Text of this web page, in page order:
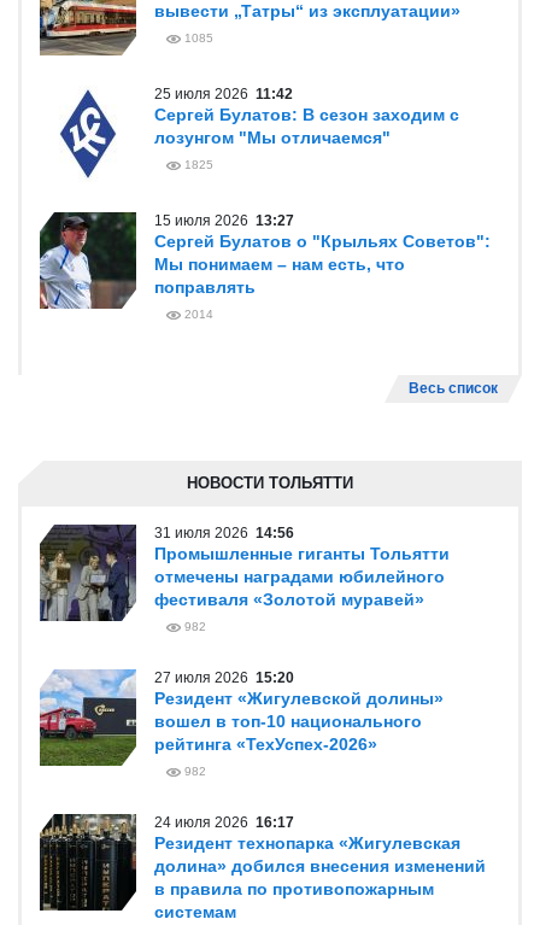
вывести „Татры“ из эксплуатации»
1085
25 июля 2026 11:42
Сергей Булатов: В сезон заходим с
лозунгом "Мы отличаемся"
1825
15 июля 2026 13:27
Сергей Булатов о "Крыльях Советов":
Мы понимаем – нам есть, что
поправлять
2014
Весь список
НОВОСТИ ТОЛЬЯТТИ
31 июля 2026 14:56
Промышленные гиганты Тольятти
отмечены наградами юбилейного
фестиваля «Золотой муравей»
982
27 июля 2026 15:20
Резидент «Жигулевской долины»
вошел в топ-10 национального
рейтинга «ТехУспех-2026»
982
24 июля 2026 16:17
Резидент технопарка «Жигулевская
долина» добился внесения изменений
в правила по противопожарным
системам